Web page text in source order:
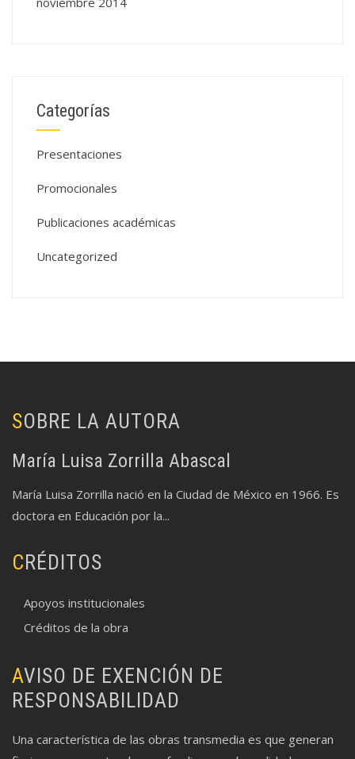
Categorías
Presentaciones
Promocionales
Publicaciones académicas
Uncategorized
SOBRE LA AUTORA
María Luisa Zorrilla Abascal
María Luisa Zorrilla nació en la Ciudad de México en 1966. Es
doctora en Educación por la...
CRÉDITOS
Apoyos institucionales
Créditos de la obra
AVISO DE EXENCIÓN DE
RESPONSABILIDAD
Una característica de las obras transmedia es que generan